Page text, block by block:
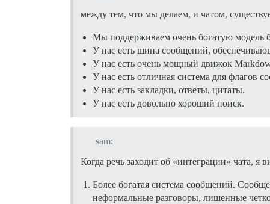
между тем, что мы делаем, и чатом,
Мы поддерживаем очень богатую модель
У нас есть шина сообщений,
У нас есть очень мощный движок
У нас есть отличная система для флагов
У нас есть закладки, ответы, цитаты.
У нас есть довольно хороший поиск.
sam:
Когда речь заходит об «интеграции» чата, я
Более богатая система сообщений.
неформальные разговоры, лишенные